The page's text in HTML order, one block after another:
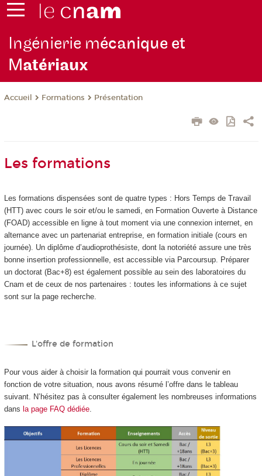
Ingénierie mécanique et
Matériaux
Accueil Formations Présentation
Les formations
Les formations dispensées sont de quatre types : Hors Temps de Travail
(HTT) avec cours le soir et/ou le samedi, en Formation Ouverte à Distance
(FOAD) accessible en ligne à tout moment via une connexion internet, en
alternanceavec un partenariat entreprise, en formation initiale (cours en
journée). Un diplôme d’audioprothésiste, dont la notoriété assure une très
bonne insertion professionnelle, est accessible via Parcoursup. Préparer
un doctorat (Bac+8) est également possible au sein des laboratoires du
Cnam et de ceux de nos partenaires : toutes les informations à ce sujet
sont sur la page recherche.
L'offre de formation
Pour vous aider à choisir la formation qui pourrait vous convenir en
fonction de votre situation, nous avons résumé l’offre dans le tableau
suivant. N’hésitez pas à consulter également les nombreuses informations
dans la page FAQ dédiée.